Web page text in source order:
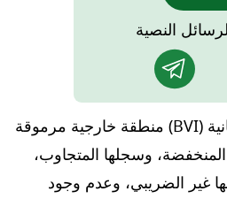
النصية
تعتبر جزر العذراء البريطانية (BVI) منطقة خارجية مرموقة
وسجلها المتجاوب،
غير الضريبي، وعدم وجود